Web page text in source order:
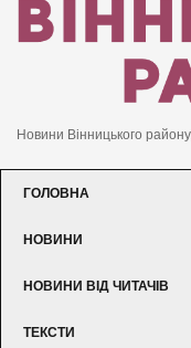
Новини Вінницького
ГОЛОВНА
НОВИНИ
НОВИНИ ВІД ЧИТАЧІВ
ТЕКСТИ